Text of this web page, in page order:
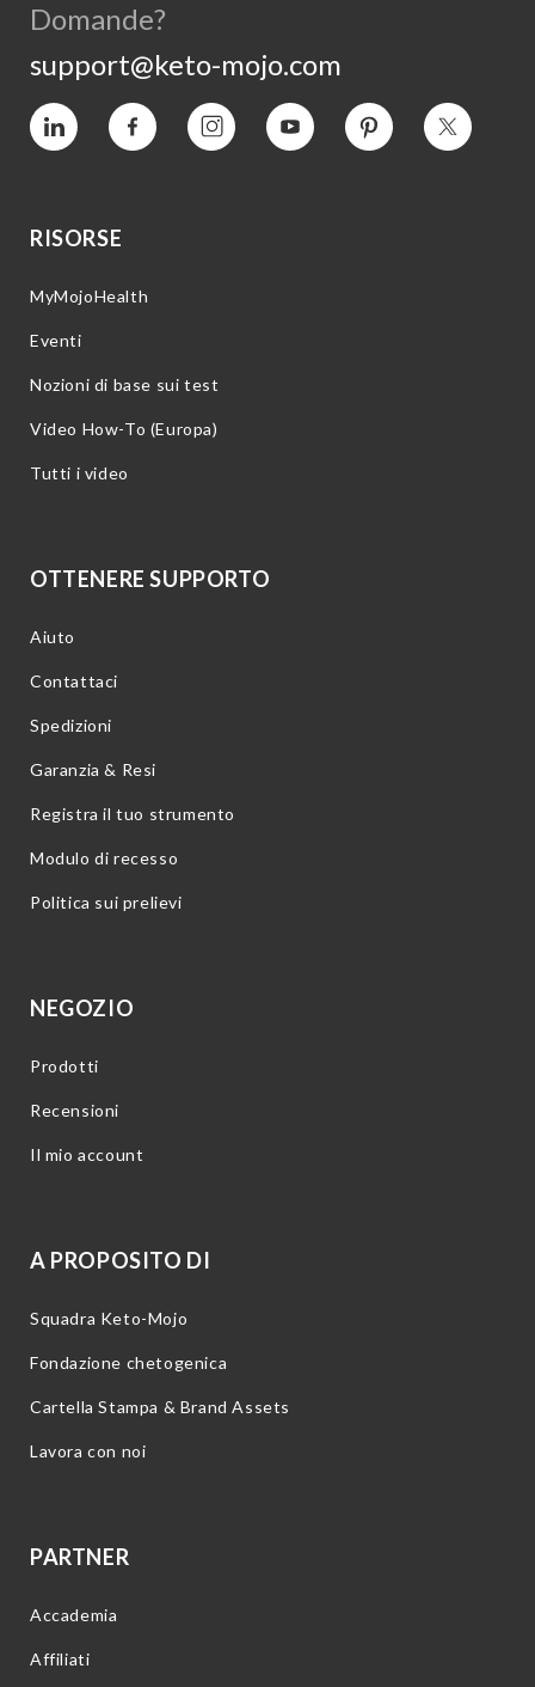
Domande?
support@keto-mojo.com
Vimeo Facebook InstagramYouTube Pinterest Twitter
RISORSE
MyMojoHealth
Eventi
Nozioni di base sui test
Video How-To (Europa)
Tutti i video
OTTENERE SUPPORTO
Aiuto
Contattaci
Spedizioni
Garanzia & Resi
Registra il tuo strumento
Modulo di recesso
Politica sui prelievi
NEGOZIO
Prodotti
Recensioni
Il mio account
A PROPOSITO DI
Squadra Keto-Mojo
Fondazione chetogenica
Cartella Stampa & Brand Assets
Lavora con noi
PARTNER
Accademia
Affiliati